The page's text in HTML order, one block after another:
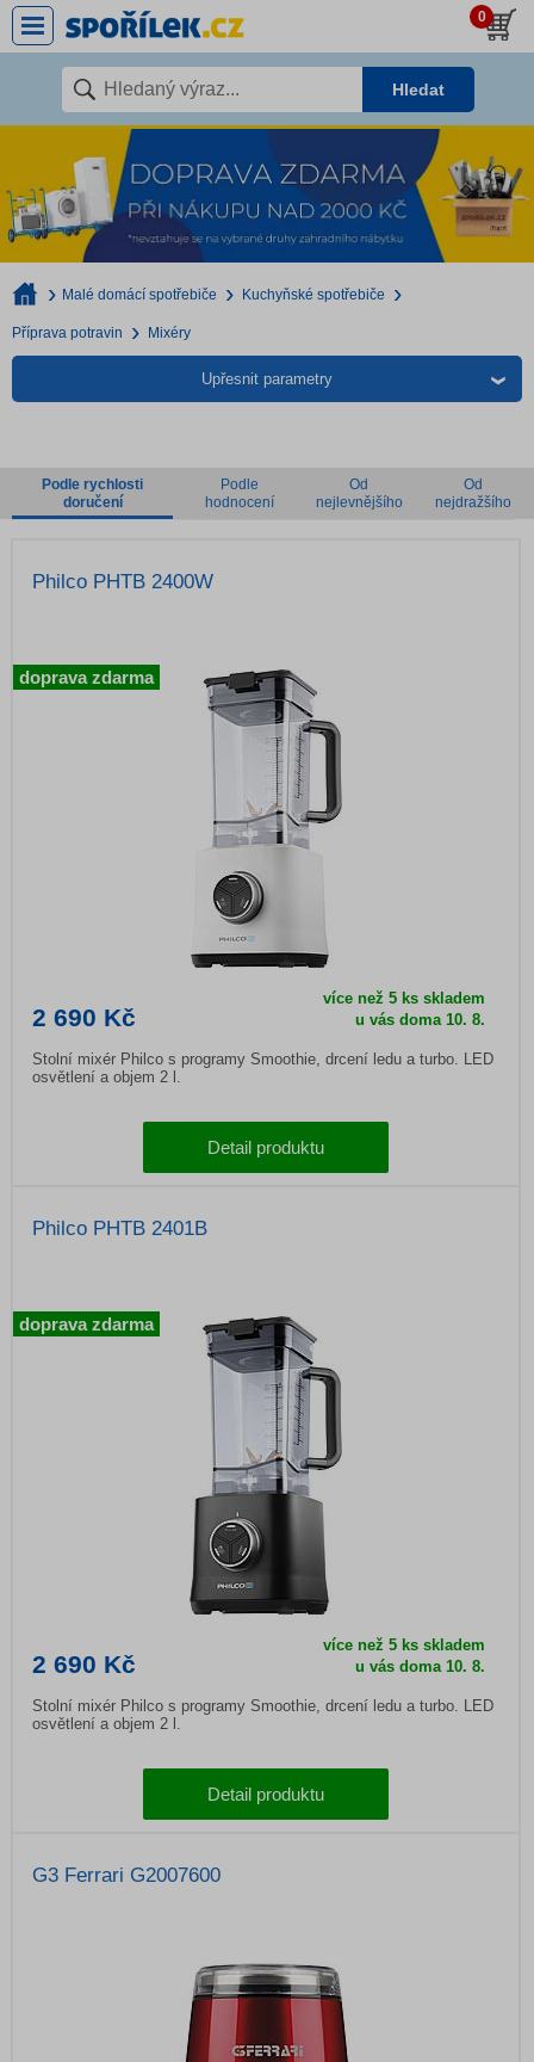
0
Hledat
Malé domácí spotřebiče Kuchyňské spotřebiče
Příprava potravin Mixéry
Upřesnit parametry
Podle rychlosti
doručení
Podle
hodnocení
Od
nejlevnějšího
Od
nejdražšího
Philco PHTB 2400W
2 690 Kč
více než 5 ks skladem
u vás doma10. 8.
Stolní mixér Philco s programy Smoothie, drcení ledu a turbo. LED
osvětlení a objem 2 l.
Detail produktu
doprava zdarma
Philco PHTB 2401B
2 690 Kč
více než 5 ks skladem
u vás doma10. 8.
Stolní mixér Philco s programy Smoothie, drcení ledu a turbo. LED
osvětlení a objem 2 l.
Detail produktu
doprava zdarma
G3 Ferrari G2007600